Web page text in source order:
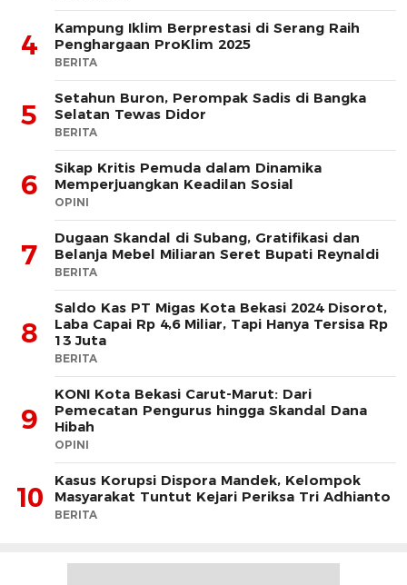
4
Kampung Iklim Berprestasi di Serang Raih
Penghargaan ProKlim 2025
BERITA
5
Setahun Buron, Perompak Sadis di Bangka
Selatan Tewas Didor
BERITA
6
Sikap Kritis Pemuda dalam Dinamika
Memperjuangkan Keadilan Sosial
OPINI
7
Dugaan Skandal di Subang, Gratifikasi dan
Belanja Mebel Miliaran Seret Bupati Reynaldi
BERITA
8
Saldo Kas PT Migas Kota Bekasi 2024 Disorot,
Laba Capai Rp 4,6 Miliar, Tapi Hanya Tersisa Rp
13 Juta
BERITA
9
KONI Kota Bekasi Carut-Marut: Dari
Pemecatan Pengurus hingga Skandal Dana
Hibah
OPINI
10
Kasus Korupsi Dispora Mandek, Kelompok
Masyarakat Tuntut Kejari Periksa Tri Adhianto
BERITA